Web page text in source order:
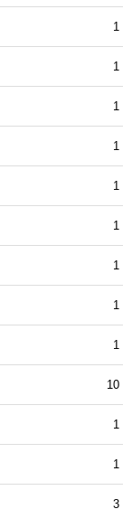
1
1
1
1
1
1
1
1
1
10
1
1
3